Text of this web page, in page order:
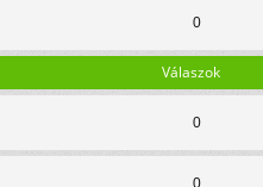
0
Válaszok
0
0